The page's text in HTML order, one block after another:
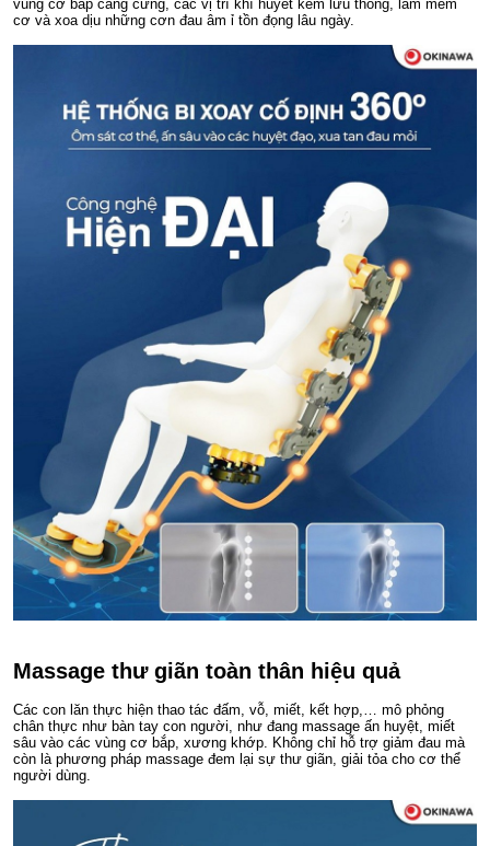
vùng cơ bắp căng cứng, các vị trí khí huyết kém lưu thông, làm mềm
cơ và xoa dịu những cơn đau âm ỉ tồn đọng lâu ngày.
Massage thư giãn toàn thân hiệu quả
Các con lăn thực hiện thao tác đấm, vỗ, miết, kết hợp,… mô phỏng
chân thực như bàn tay con người, như đang massage ấn huyệt, miết
sâu vào các vùng cơ bắp, xương khớp. Không chỉ hỗ trợ giảm đau mà
còn là phương pháp massage đem lại sự thư giãn, giải tỏa cho cơ thể
người dùng.